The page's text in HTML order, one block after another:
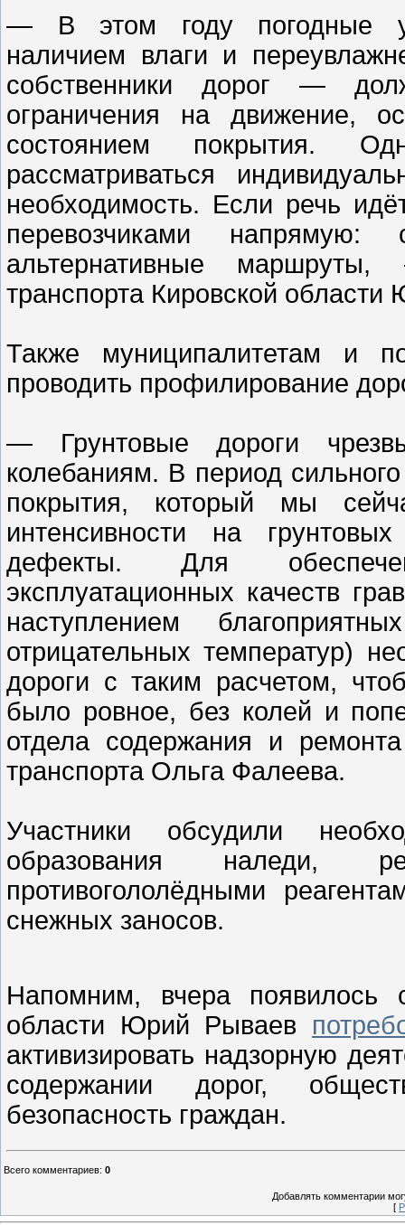
— В этом году погодные
наличием влаги и
собственники дорог —
ограничения на движение,
состоянием покрытия.
рассматриваться
необходимость. Если речь
перевозчиками напрямую:
альтернативные
транспорта Кировской
Также муниципалитетам и
проводить профилирование
— Грунтовые дороги
колебаниям. В период
покрытия, который мы
интенсивности на
дефекты. Для
эксплуатационных качеств
наступлением
отрицательных температур)
дороги с таким расчетом,
было ровное, без колей и
отдела содержания и
транспорта Ольга Фалеева.
Участники обсудили
образования наледи,
противогололёдными
снежных заносов.
Напомним, вчера появилось
области Юрий Рываев
активизировать надзорную
содержании дорог,
безопасность граждан.
Всего комментариев: 0
Добавлять комментарии
[